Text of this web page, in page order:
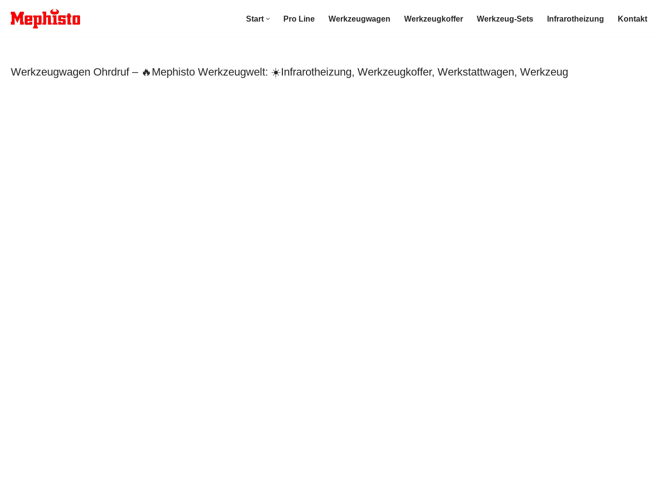
Zum
Start Pro Line Werkzeugwagen Werkzeugkoffer Werkzeug-Sets Infrarotheizung Kontakt
Werkzeugwagen Ohrdruf – 🔥Mephisto Werkzeugwelt: ☀️Infrarotheizung, Werkzeugkoffer, Werkstattwagen, Werkzeug